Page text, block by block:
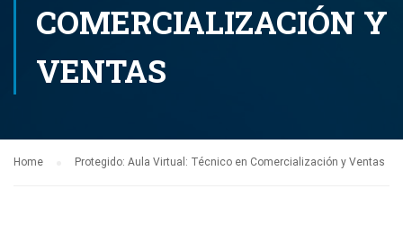
COMERCIALIZACIÓN Y
VENTAS
Home Protegido: Aula Virtual: Técnico en Comercialización y Ventas